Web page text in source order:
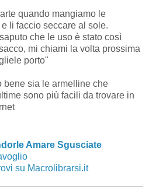
quando mangiamo le
li faccio seccare al sole.
che le uso è stato così
mi chiami la volta prossima
porto"
bene sia le armelline che
sono più facili da trovare in
Amare Sgusciate
su Macrolibrarsi.it